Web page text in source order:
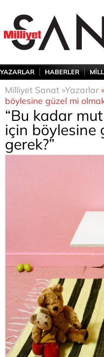
YAZARLAR HABERLER
Milliyet Sanat »Yazarlar
böylesine güzel mi
“Bu kadar
için böylesine
gerek?”